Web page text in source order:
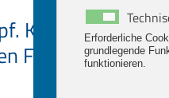
Erforderliche
grundlegende
funktionieren.
Klare Botschaft.
Forschende fit